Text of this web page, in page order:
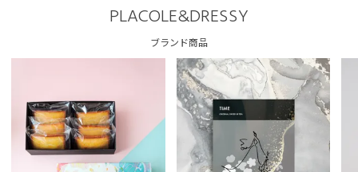
PLACOLE&DRESSY
ブランド商品